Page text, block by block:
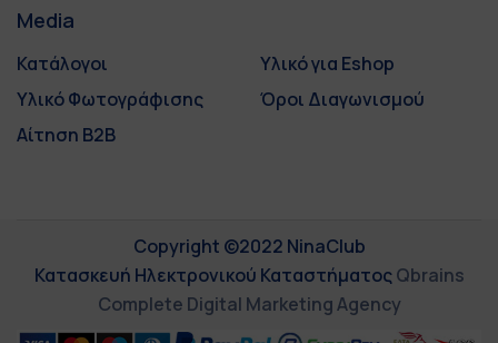
Media
Κατάλογοι
Υλικό για Eshop
Υλικό Φωτογράφισης
Όροι Διαγωνισμού
Αίτηση B2B
Copyright ©2022 NinaClub
Κατασκευή Ηλεκτρονικού Καταστήματος Qbrains
Complete Digital Marketing Agency